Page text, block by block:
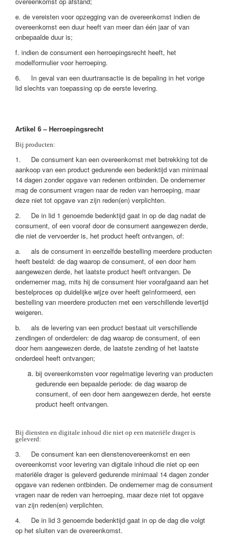
e. de vereisten voor opzegging van de overeenkomst indien de
overeenkomst een duur heeft van meer dan één jaar of van
onbepaalde duur is;
f. indien de consument een herroepingsrecht heeft, het
modelformulier voor herroeping.
6. In geval van een duurtransactie is de bepaling in het vorige
lid slechts van toepassing op de eerste levering.
Artikel 6 – Herroepingsrecht
Bij producten:
1. De consument kan een overeenkomst met betrekking tot de
aankoop van een product gedurende een bedenktijd van minimaal
14 dagen zonder opgave van redenen ontbinden. De ondernemer
mag de consument vragen naar de reden van herroeping, maar
deze niet tot opgave van zijn reden(en) verplichten.
2. De in lid 1 genoemde bedenktijd gaat in op de dag nadat de
consument, of een vooraf door de consument aangewezen derde,
die niet de vervoerder is, het product heeft ontvangen, of:
a. als de consument in eenzelfde bestelling meerdere producten
heeft besteld: de dag waarop de consument, of een door hem
aangewezen derde, het laatste product heeft ontvangen. De
ondernemer mag, mits hij de consument hier voorafgaand aan het
bestelproces op duidelijke wijze over heeft geïnformeerd, een
bestelling van meerdere producten met een verschillende levertijd
weigeren.
b. als de levering van een product bestaat uit verschillende
zendingen of onderdelen: de dag waarop de consument, of een
door hem aangewezen derde, de laatste zending of het laatste
onderdeel heeft ontvangen;
bij overeenkomsten voor regelmatige levering van producten
gedurende een bepaalde periode: de dag waarop de
consument, of een door hem aangewezen derde, het eerste
product heeft ontvangen.
Bij diensten en digitale inhoud die niet op een materiële drager is
geleverd:
3. De consument kan een dienstenovereenkomst en een
overeenkomst voor levering van digitale inhoud die niet op een
materiële drager is geleverd gedurende minimaal 14 dagen zonder
opgave van redenen ontbinden. De ondernemer mag de consument
vragen naar de reden van herroeping, maar deze niet tot opgave
van zijn reden(en) verplichten.
4. De in lid 3 genoemde bedenktijd gaat in op de dag die volgt
op het sluiten van de overeenkomst.